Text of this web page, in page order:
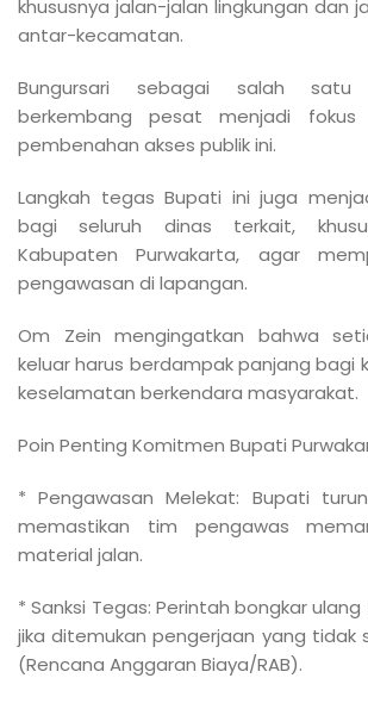
khususnya jalan-jalan lingkungan dan
antar-kecamatan.
Bungursari sebagai salah satu
berkembang pesat menjadi
pembenahan akses publik ini.
Langkah tegas Bupati ini juga
bagi seluruh dinas terkait,
Kabupaten Purwakarta, agar
pengawasan di lapangan.
Om Zein mengingatkan bahwa
keluar harus berdampak panjang bagi
keselamatan berkendara masyarakat.
Poin Penting Komitmen Bupati
* Pengawasan Melekat: Bupati
memastikan tim pengawas
material jalan.
* Sanksi Tegas: Perintah bongkar
jika ditemukan pengerjaan yang tidak
(Rencana Anggaran Biaya/RAB).